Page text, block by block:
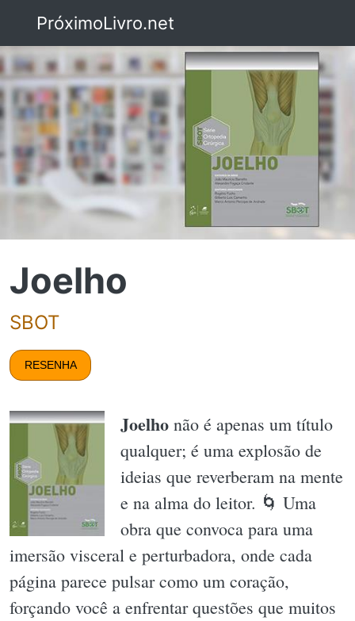
PróximoLivro.net
Joelho
SBOT
RESENHA
Joelho não é apenas um título
qualquer; é uma explosão de
ideias que reverberam na mente
e na alma do leitor. 🌀 Uma
obra que convoca para uma
imersão visceral e perturbadora, onde cada
página parece pulsar como um coração,
forçando você a enfrentar questões que muitos